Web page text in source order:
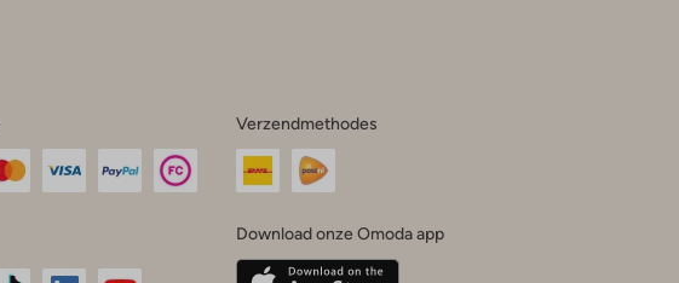
Verzendmethodes
Download onze Omoda app